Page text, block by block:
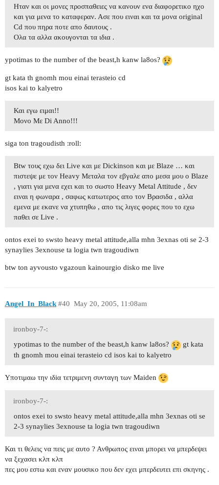
Ηταν και οι μονες προσπαθειες να κανουν ενα διαφορετικο ηχο
και για μενα το καταφεραν. Ασε που ειναι και τα μονα original
Cd που πηρα ποτε απο δαυτους .
Ολα τα αλλα ακουγονται τα ιδια .
ypotimas to the number of the beast,h kanw la8os?
gt kata th gnomh mou einai terasteio cd
isos kai to kalyetro
Και εγω ειμαι!!
Μονο Με Di Anno!!!
siga ton tragoudisth :roll:
Βtw τους εχω δει Live και με Dickinson και με Βlaze … και
πιστεψε με τον Heavy Mεταλα τον εβγαλε απο μεσα μου ο Blaze
, γιατι για μενα εχει και το σωστο Heavy Metal Attitude , δεν
ειναι η φωναρα , σαφως κατωτερος απο τον Bρασιδα , αλλα
εμενα με εκανε να χτυπηθω , απο τις λιγες φορες που το εχω
παθει σε Live .
ontos exei to swsto heavy metal attitude,alla mhn 3exnas oti se 2-3
synaylies 3exnouse ta logia twn tragoudiwn
btw ton ayvousto vgazoun kainourgio disko me live
Angel_In_Black May 20, 2005, 11:08am
#40
ironboy-7-:
ypotimas to the number of the beast,h kanw la8os?
gt kata
th gnomh mou einai terasteio cd isos kai to kalyetro
Yποτιμαω την ιδiα τετριμενη συνταγη των Maiden
ironboy-7-:
ontos exei to swsto heavy metal attitude,alla mhn 3exnas oti se
2-3 synaylies 3exnouse ta logia twn tragoudiwn
Και τι θελεις να πεις με αυτο ? Ανθρωπος ειναι μπορει να μπερδεψει
να ξεχασει κλπ κλπ
πες μου εστω και εναν μουσικο που δεν εχει μπερδευτει επι σκηνης .